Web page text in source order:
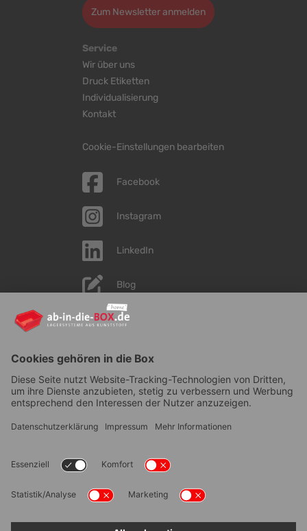
Zum Newsletter anmelden
Service
Wir über uns
Druck Etiketten
Individualisierung
Kontakt
Cookie-Einstellungen bearbeiten
Facebook
Instagram
LinkedIn
Blog
YouTube